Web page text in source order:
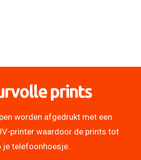
prints
worden afgedrukt met een
printer waardoor de prints tot
je telefoonhoesje.